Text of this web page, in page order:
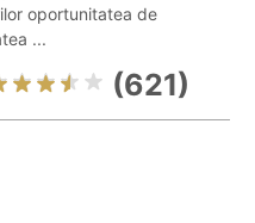
oportunitatea de
...
(621)